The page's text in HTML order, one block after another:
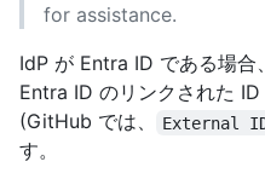
for assistance.
IdP が Entra ID である場合
Entra ID のリンクされた ID
(GitHub では、 External
す。